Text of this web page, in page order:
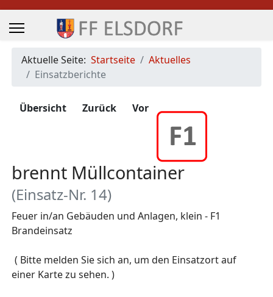
Aktuelle Seite: Startseite
Aktuelles
Einsatzberichte
Übersicht Zurück Vor
brennt Müllcontainer
(Einsatz-Nr. 14)
Feuer in/an Gebäuden und Anlagen, klein - F1
Brandeinsatz
( Bitte melden Sie sich an, um den Einsatzort auf
einer Karte zu sehen. )